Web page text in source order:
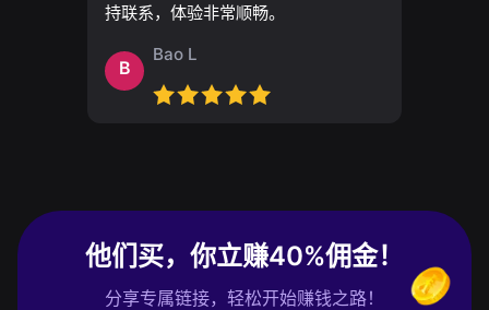
持联系，体验非常顺畅。
B
Bao L
他们买，你立赚40%佣金！
分享专属链接，轻松开始赚钱之路！